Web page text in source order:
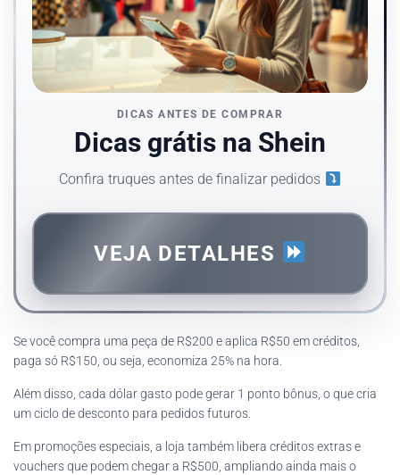
DICAS ANTES DE COMPRAR
Dicas grátis na Shein
Confira truques antes de finalizar pedidos
VEJA DETALHES
Se você compra uma peça de R$200 e aplica R$50 em créditos,
paga só R$150, ou seja, economiza 25% na hora.
Além disso, cada dólar gasto pode gerar 1 ponto bônus, o que cria
um ciclo de desconto para pedidos futuros.
Em promoções especiais, a loja também libera créditos extras e
vouchers que podem chegar a R$500, ampliando ainda mais o